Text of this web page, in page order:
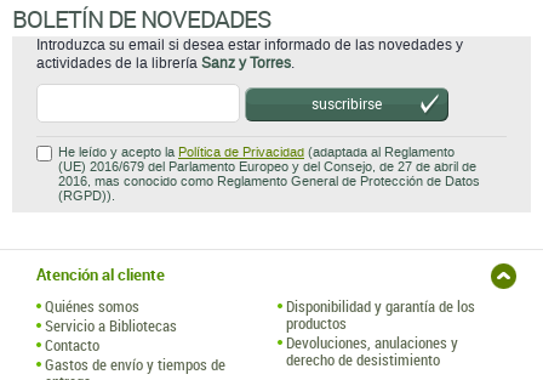
BOLETÍN DE NOVEDADES
Introduzca su email si desea estar informado de las novedades y
actividades de la librería Sanz y Torres.
suscribirse
He leído y acepto la Política de Privacidad (adaptada al Reglamento
(UE) 2016/679 del Parlamento Europeo y del Consejo, de 27 de abril de
2016, mas conocido como Reglamento General de Protección de Datos
(RGPD)).
Atención al cliente
Quiénes somos
Servicio a Bibliotecas
Contacto
Gastos de envío y tiempos de
Disponibilidad y garantía de los
productos
Devoluciones, anulaciones y
derecho de desistimiento